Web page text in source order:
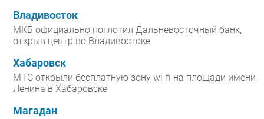
Владивосток
МКБ официально поглотил Дальневосточный банк,
открыв центр во Владивостоке
Хабаровск
МТС открыли бесплатную зону wi-fi на площади имени
Ленина в Хабаровске
Магадан